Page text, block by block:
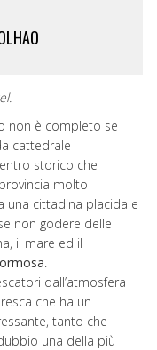
non è completo se
cattedrale
storico che
molto
una cittadina placida e
non godere delle
il mare ed il
dall’atmosfera
che ha un
tanto che
una della più